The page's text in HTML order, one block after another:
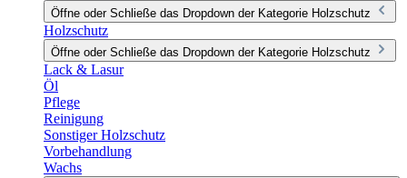
Öffne oder Schließe das Dropdown der Kategorie Holzschutz
Holzschutz
Öffne oder Schließe das Dropdown der Kategorie Holzschutz
Lack & Lasur
Öl
Pflege
Reinigung
Sonstiger Holzschutz
Vorbehandlung
Wachs